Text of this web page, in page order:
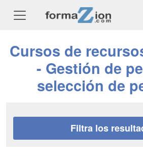
Cursos de
- Gestión de
selección de
Filtra los